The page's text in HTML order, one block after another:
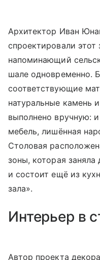
Архитектор Иван
спроектировали
напоминающий
шале одновременно.
соответствующие
натуральные камень
выполнено вручную:
мебель, лишённая
Столовая
зоны, которая
и состоит ещё из
зала».
Интерьер в
Автор проекта